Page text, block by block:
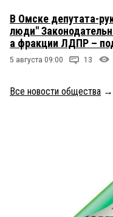
В Омске депутата-
люди"
а фракции ЛДПР –
5 августа 09:00 13
Все новости общества →